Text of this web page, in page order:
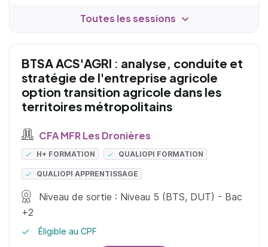
Toutes les sessions
BTSA ACS'AGRI : analyse, conduite et
stratégie de l'entreprise agricole
option transition agricole dans les
territoires métropolitains
CFA MFR Les Dronières
H+ FORMATION QUALIOPI FORMATION
QUALIOPI APPRENTISSAGE
Niveau de sortie : Niveau 5 (BTS, DUT) - Bac
+2
Éligible au CPF